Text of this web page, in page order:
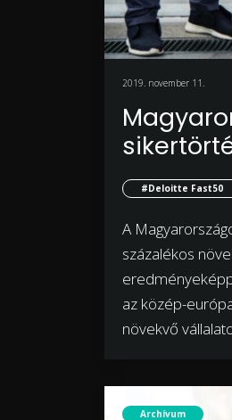
2019. november 11.
#Deloitte Fast50
A
százalékos
az közép-
növekvő
Archívum